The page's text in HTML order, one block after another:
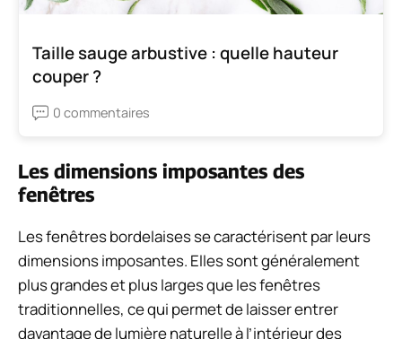
Taille sauge arbustive : quelle hauteur
couper ?
0 commentaires
Les dimensions imposantes des
fenêtres
Les fenêtres bordelaises se caractérisent par leurs
dimensions imposantes. Elles sont généralement
plus grandes et plus larges que les fenêtres
traditionnelles, ce qui permet de laisser entrer
davantage de lumière naturelle à l’intérieur des